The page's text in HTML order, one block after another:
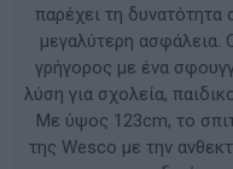
παρέχει τη
μεγαλύτερη ασφάλεια.
γρήγορος με ένα
λύση για σχολεία,
Με ύψος 123cm, το
της Wesco με την